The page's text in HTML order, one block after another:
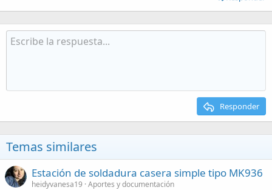
Responder
Temas similares
Estación de soldadura casera simple tipo MK936
heidyvanesa19 Aportes y documentación